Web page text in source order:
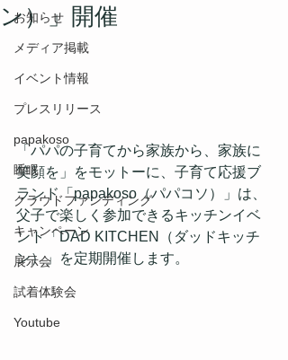
お知らせ
メディア掲載
イベント情報
プレスリリース
papakoso
睡眠
クラウドファンディング
キャンペーン
展示会
試着体験会
Youtube
ン）」開催
「パパの子育てから家族から、家族に
笑顔を」をモットーに、子育て応援ブ
ランド「papakoso（パパコソ）」は、
父子で楽しく参加できるキッチンイベ
ント「DAD KITCHEN（ダッドキッチ
ン）」を定期開催します。